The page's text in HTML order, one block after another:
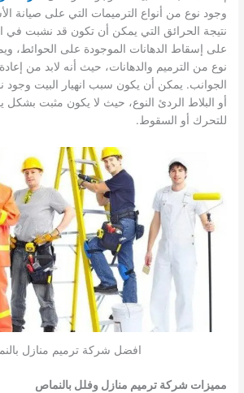
وجود نوع من أنواع الترميمات التي على صيانة
نتيجة الحرائق التي يمكن أن تكون قد نشبت في
على إسقاط الدهانات الموجودة على الحوائط،
نوع من الترميم والدهانات، حيث أنه لابد من
الجوانب. يمكن أن يكون سبب انهيار البيت وجود
أو البلاط الردئ النوع، حيث لا يكون مثبت بشكل
للتحرك أو السقوط.
افضل شركة ترميم منازل
مميزات شركة ترميم منازل وفلل بالنماص